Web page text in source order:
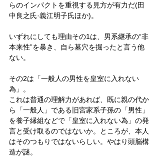
らのインパクトを重視する見方が有力だ(田
中良之氏·義江明子氏ほか)。
いずれにしても理由その1は、男系継承の“非
本来性”を暴き、自ら墓穴を掘ったと言う他
ない。
その2は「一般人の男性を皇室に入れない
為」。
これは普通の理解力があれば、既に親の代か
ら「一般人」である旧宮家系子孫の「男性」
を養子縁組などで「皇室に入れない為」の発
言と受け取るのではないか。ところが、本人
はそのつもりではないらしい。やはり頭脳構
造が謎。